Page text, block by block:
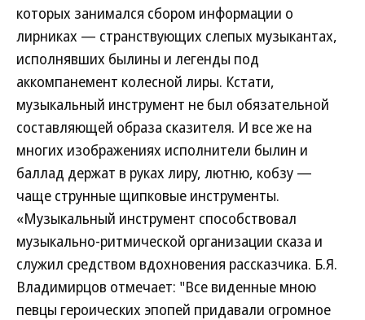
которых занимался сбором информации о
лирниках — странствующих слепых музыкантах,
исполнявших былины и легенды под
аккомпанемент колесной лиры. Кстати,
музыкальный инструмент не был обязательной
составляющей образа сказителя. И все же на
многих изображениях исполнители былин и
баллад держат в руках лиру, лютню, кобзу —
чаще струнные щипковые инструменты.
«Музыкальный инструмент способствовал
музыкально-ритмической организации сказа и
служил средством вдохновения рассказчика. Б.Я.
Владимирцов отмечает: "Все виденные мною
певцы героических эпопей придавали огромное